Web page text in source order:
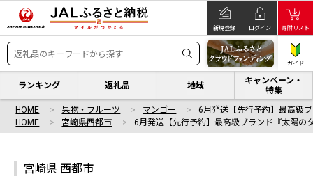
新規登録 ログイン 寄附リスト
ガイド
ランキング 返礼品 地域
キャンペーン・
特集
HOME 果物・フルーツ マンゴー
6月発送【先行予約】最高級
HOME
宮崎県西都市 6月発送【先行予約】最高級ブランド『太陽の
宮崎県 西都市